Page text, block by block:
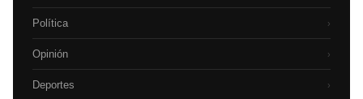
Política ›
Opinión ›
Deportes ›